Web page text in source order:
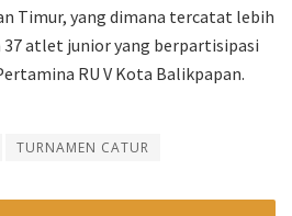
Timur, yang dimana tercatat lebih
37 atlet junior yang berpartisipasi
RU V Kota Balikpapan.
TURNAMEN CATUR